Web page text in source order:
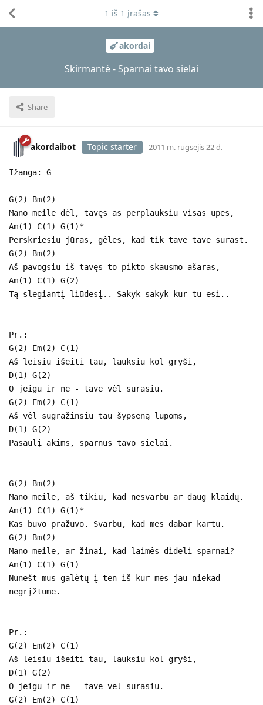
akordai
Skirmantė - Sparnai tavo sielai
Share
1 iš 1 įrašas
akordaibot Topic starter 2011 m. rugsėjis 22 d.
Ižanga: G
G(2) Bm(2)
Mano meile dėl, tavęs as perplauksiu visas upes,
Am(1) C(1) G(1)*
Perskriesiu jūras, gėles, kad tik tave tave surast.
G(2) Bm(2)
Aš pavogsiu iš tavęs to pikto skausmo ašaras,
Am(1) C(1) G(2)
Tą slegiantį liūdesį.. Sakyk sakyk kur tu esi..
Pr.:
G(2) Em(2) C(1)
Aš leisiu išeiti tau, lauksiu kol gryši,
D(1) G(2)
O jeigu ir ne - tave vėl surasiu.
G(2) Em(2) C(1)
Aš vėl sugražinsiu tau šypseną lūpoms,
D(1) G(2)
Pasaulį akims, sparnus tavo sielai.
G(2) Bm(2)
Mano meile, aš tikiu, kad nesvarbu ar daug klaidų.
Am(1) C(1) G(1)*
Kas buvo pražuvo. Svarbu, kad mes dabar kartu.
G(2) Bm(2)
Mano meile, ar žinai, kad laimės dideli sparnai?
Am(1) C(1) G(1)
Nunešt mus galėtų į ten iš kur mes jau niekad
negrįžtume.
Pr.:
G(2) Em(2) C(1)
Aš leisiu išeiti tau, lauksiu kol gryši,
D(1) G(2)
O jeigu ir ne - tave vėl surasiu.
G(2) Em(2) C(1)